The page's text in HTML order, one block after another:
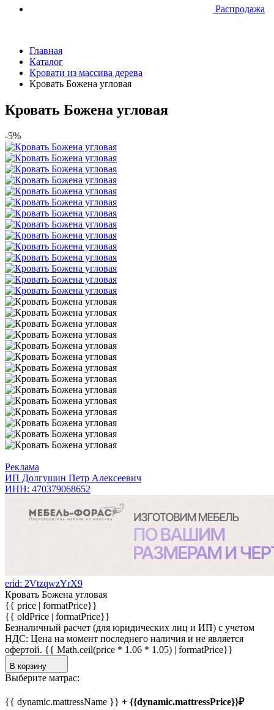
Распродажа
Главная
Каталог
Кровати из массива дерева
Кровать Божена угловая
Кровать Божена угловая
-5%
Реклама
ИП Долгушин Петр Алексеевич
ИНН: 470379068652
erid: 2VtzqwzYrX9
Кровать Божена угловая
{{ price | formatPrice}}
{{ oldPrice | formatPrice}}
Безналичный расчет (для юридических лиц и ИП) с учетом
НДС: Цена на момент последнего наличия и не является
офертой. {{ Math.ceil(price * 1.06 * 1.05) | formatPrice}}
В корзину
Выберите матрас:
{{ dynamic.mattressName }} + {{dynamic.mattressPrice}}₽